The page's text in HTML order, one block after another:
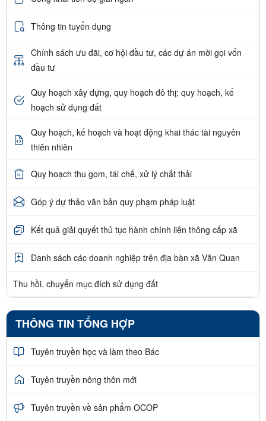
Thông tin tuyển dụng
Chính sách ưu đãi, cơ hội đầu tư, các dự án mời gọi vốn
đầu tư
Quy hoạch xây dựng, quy hoạch đô thị; quy hoạch, kế
hoạch sử dụng đất
Quy hoạch, kế hoạch và hoạt động khai thác tài nguyên
thiên nhiên
Quy hoạch thu gom, tái chế, xử lý chất thải
Góp ý dự thảo văn bản quy phạm pháp luật
Kết quả giải quyết thủ tục hành chính liên thông cấp xã
Danh sách các doanh nghiệp trên địa bàn xã Văn Quan
Thu hồi, chuyển mục đích sử dụng đất
THÔNG TIN TỔNG HỢP
Tuyên truyền học và làm theo Bác
Tuyên truyền nông thôn mới
Tuyên truyền về sản phẩm OCOP